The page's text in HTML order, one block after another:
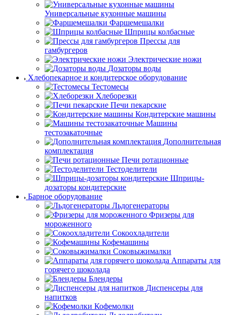
Универсальные кухонные машины
Фаршемешалки
Шприцы колбасные
Прессы для
гамбургеров
Электрические ножи
Дозаторы воды
Хлебопекарное и кондитерское оборудование
Тестомесы
Хлеборезки
Печи пекарские
Кондитерские машины
Машины
тестозакаточные
Дополнительная
комплектация
Печи ротационные
Тестоделители
Шприцы-
дозаторы кондитерские
Барное оборудование
Льдогенераторы
Фризеры для
мороженного
Сокоохладители
Кофемашины
Соковыжималки
Аппараты для
горячего шоколада
Блендеры
Диспенсеры для
напитков
Кофемолки